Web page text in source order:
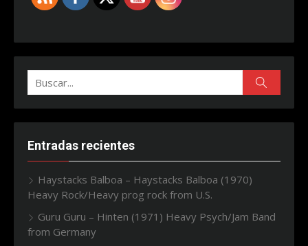
Buscar:
Entradas recientes
Haystacks Balboa – Haystacks Balboa (1970)
Heavy Rock/Heavy prog rock from U.S.
Guru Guru – Hinten (1971) Heavy Psych/Jam Band
from Germany